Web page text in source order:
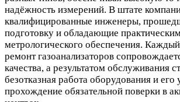
надёжность измерений. В штате
квалифицированные инженеры,
подготовку и обладающие
метрологического обеспечения.
ремонт газоанализаторов
качества, а результатом обслуживания
безотказная работа оборудования и его
прохождение обязательной поверки в